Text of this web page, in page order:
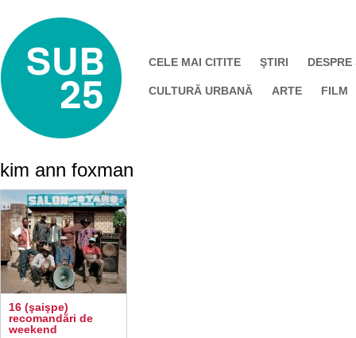
CELE MAI CITITE ŞTIRI DESPRE
CULTURĂ URBANĂ ARTE FILM
kim ann foxman
16 (şaişpe)
recomandări de
weekend